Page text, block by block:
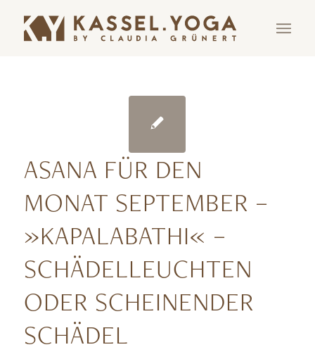
ASANA FÜR DEN
MONAT SEPTEMBER –
»KAPALABATHI« –
SCHÄDELLEUCHTEN
ODER SCHEINENDER
SCHÄDEL